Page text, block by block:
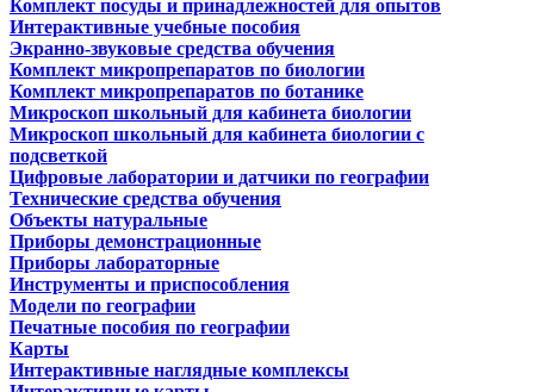
Комплект посуды и принадлежностей для опытов
Интерактивные учебные пособия
Экранно-звуковые средства обучения
Комплект микропрепаратов по биологии
Комплект микропрепаратов по ботанике
Микроскоп школьный для кабинета биологии
Микроскоп школьный для кабинета биологии с
подсветкой
Цифровые лаборатории и датчики по географии
Технические средства обучения
Объекты натуральные
Приборы демонстрационные
Приборы лабораторные
Инструменты и приспособления
Модели по географии
Печатные пособия по географии
Карты
Интерактивные наглядные комплексы